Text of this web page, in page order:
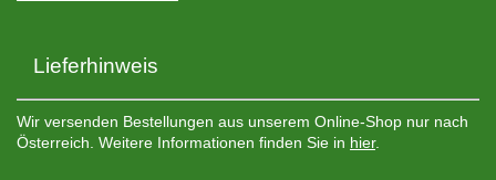
Lieferhinweis
Wir versenden Bestellungen aus unserem Online-Shop nur nach
Österreich. Weitere Informationen finden Sie in hier.